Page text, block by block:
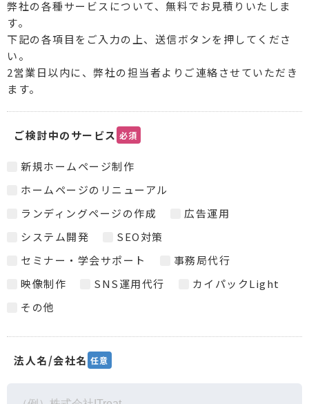
弊社の各種サービスについて、無料でお見積りいたしま
す。
下記の各項目をご入力の上、送信ボタンを押してくださ
い。
2営業日以内に、弊社の担当者よりご連絡させていただき
ます。
ご検討中のサービス 必須
新規ホームページ制作
ホームページのリニューアル
ランディングページの作成
広告運用
システム開発
SEO対策
セミナー・学会サポート
事務局代行
映像制作
SNS運用代行
カイパックLight
その他
法人名/会社名 任意